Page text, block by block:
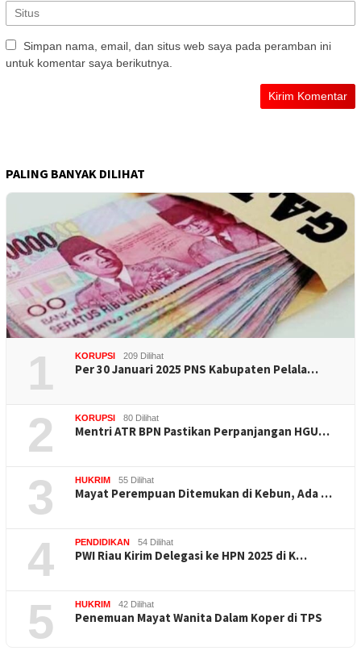
Simpan nama, email, dan situs web saya pada peramban ini
untuk komentar saya berikutnya.
PALING BANYAK DILIHAT
1 KORUPSI 209 Dilihat
Per 30 Januari 2025 PNS Kabupaten Pelala…
2 KORUPSI 80 Dilihat
Mentri ATR BPN Pastikan Perpanjangan HGU…
3 HUKRIM 55 Dilihat
Mayat Perempuan Ditemukan di Kebun, Ada …
4 PENDIDIKAN 54 Dilihat
PWI Riau Kirim Delegasi ke HPN 2025 di K…
5 HUKRIM 42 Dilihat
Penemuan Mayat Wanita Dalam Koper di TPS